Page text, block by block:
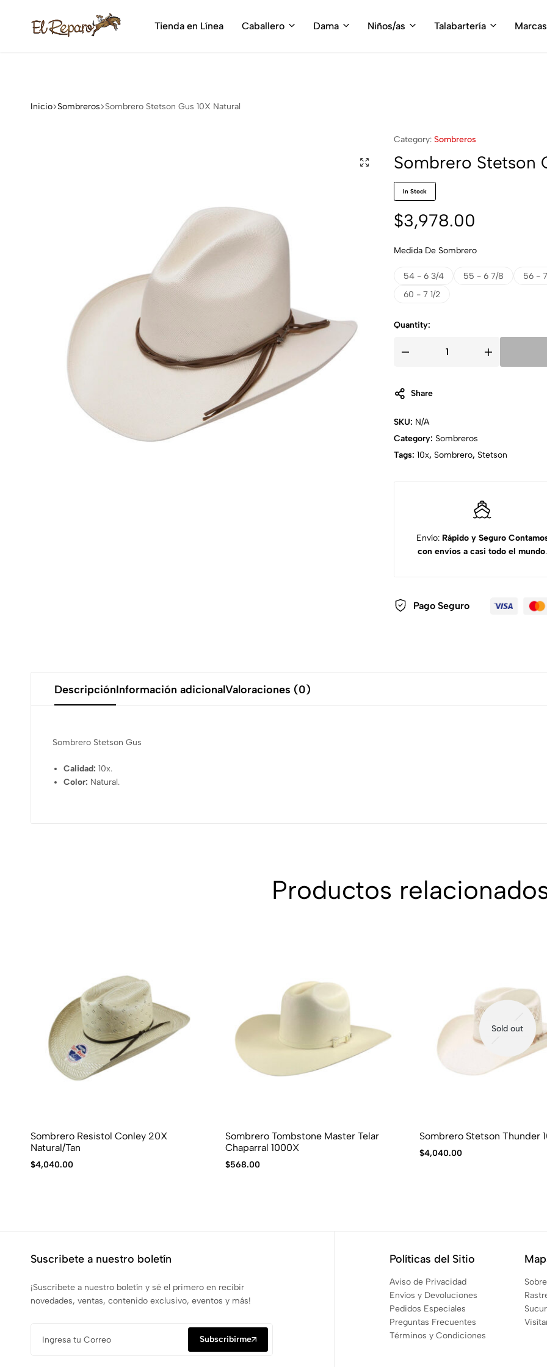
de
Tienda en Línea Caballero Dama Niños/as Talabartería Marcas
Inicio Sombreros Sombrero Stetson Gus 10X Natural
Category: Sombreros
Sombrero Stetson
In Stock
$3,978.00
Medida De Sombrero
54 - 6 3/4 55 - 6 7/8
56 - 7
60 - 7 1/2
Quantity:
Share
SKU: N/A
Category: Sombreros
Tags: 10x, Sombrero, Stetson
Envío: Rápido y Seguro
con envíos a casi todo el mundo.
Pago Seguro
DescripciónInformación adicionalValoraciones (0)
Sombrero Stetson Gus
Calidad: 10x.
Color: Natural.
Productos
Sombrero Resistol Conley 20X
Natural/Tan
$4,040.00
Sombrero Tombstone Master Telar
Chaparral 1000X
$568.00
Sold out
Sombrero Stetson Thunder
$4,040.00
Suscribete a nuestro boletín
¡Suscribete a nuestro boletín y sé el primero en recibir
novedades, ventas, contenido exclusivo, eventos y más!
Subscribirme
Políticas del Sitio
Aviso de Privacidad
Envíos y Devoluciones
Pedidos Especiales
Preguntas Frecuentes
Términos y Condiciones